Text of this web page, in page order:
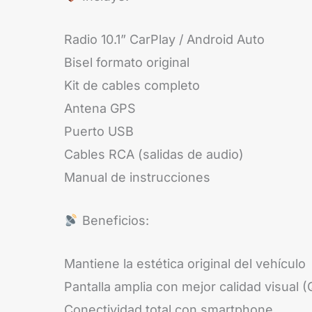
Radio 10.1” CarPlay / Android Auto
Bisel formato original
Kit de cables completo
Antena GPS
Puerto USB
Cables RCA (salidas de audio)
Manual de instrucciones
Beneficios:
Mantiene la estética original del vehículo
Pantalla amplia con mejor calidad visual